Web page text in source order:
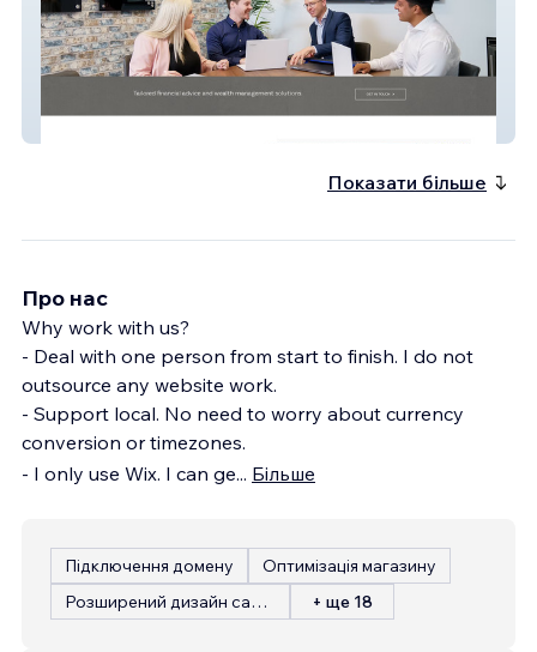
Показати більше
Про нас
Why work with us?
- Deal with one person from start to finish. I do not
outsource any website work.
- Support local. No need to worry about currency
conversion or timezones.
- I only use Wix. I can ge... Більше
Підключення домену
Оптимізація магазину
Розширений дизайн сайту
+ ще 18